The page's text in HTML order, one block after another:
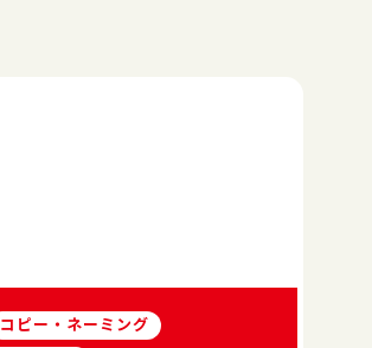
コピー・ネーミング